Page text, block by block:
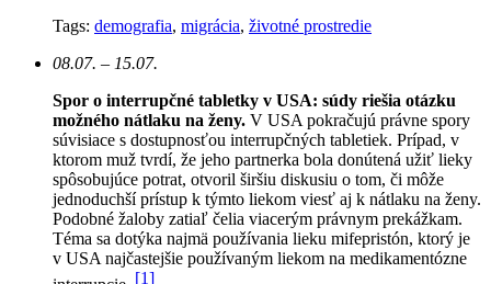
Tags: demografia, migrácia, životné prostredie
08.07. – 15.07.
Spor o interrupčné tabletky v USA: súdy riešia otázku
možného nátlaku na ženy. V USA pokračujú právne spory
súvisiace s dostupnosťou interrupčných tabletiek. Prípad, v
ktorom muž tvrdí, že jeho partnerka bola donútená užiť lieky
spôsobujúce potrat, otvoril širšiu diskusiu o tom, či môže
jednoduchší prístup k týmto liekom viesť aj k nátlaku na ženy.
Podobné žaloby zatiaľ čelia viacerým právnym prekážkam.
Téma sa dotýka najmä používania lieku mifepristón, ktorý je
v USA najčastejšie používaným liekom na medikamentózne
[1]